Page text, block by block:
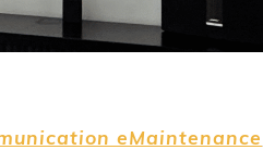
eMaintenance